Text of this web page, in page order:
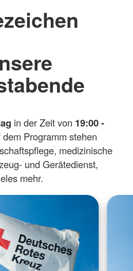
in der Zeit von 19:00 -
Programm stehen
medizinische
und Gerätedienst,
mehr.